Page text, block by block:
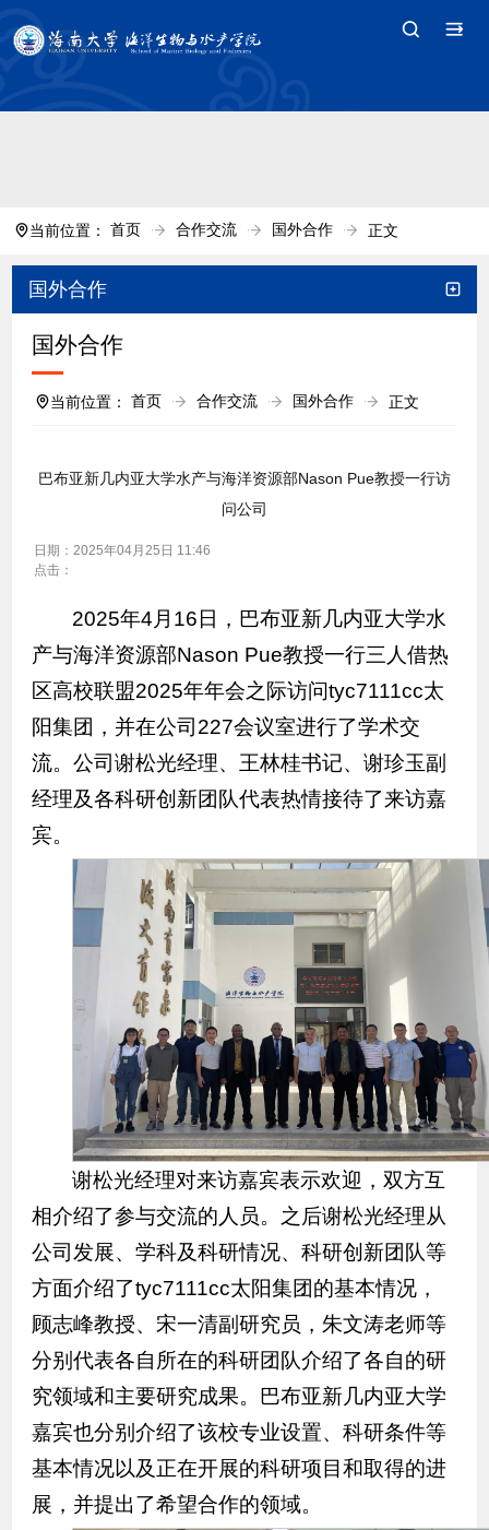
中国·tyc7111cc太阳(集团)官方网站-Branding
当前位置：首页 合作交流 国外合作 正文
国外合作
国外合作
当前位置：首页 合作交流 国外合作 正文
巴布亚新几内亚大学水产与海洋资源部Nason Pue教授一行访
问公司
日期：2025年04月25日 11:46
点击：
2025年4月16日，巴布亚新几内亚大学水
产与海洋资源部Nason Pue教授一行三人借热
区高校联盟2025年年会之际访问tyc7111cc太
阳集团，并在公司227会议室进行了学术交
流。公司谢松光经理、王林桂书记、谢珍玉副
经理及各科研创新团队代表热情接待了来访嘉
宾。
谢松光经理对来访嘉宾表示欢迎，双方互
相介绍了参与交流的人员。之后谢松光经理从
公司发展、学科及科研情况、科研创新团队等
方面介绍了tyc7111cc太阳集团的基本情况，
顾志峰教授、宋一清副研究员，朱文涛老师等
分别代表各自所在的科研团队介绍了各自的研
究领域和主要研究成果。巴布亚新几内亚大学
嘉宾也分别介绍了该校专业设置、科研条件等
基本情况以及正在开展的科研项目和取得的进
展，并提出了希望合作的领域。